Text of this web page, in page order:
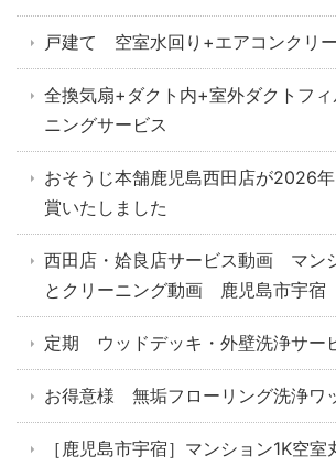
戸建て 空室水回り+エアコンクリ
全換気扇+ダクト内+室外ダクトフ
ニングサービス
おそうじ本舗鹿児島西田店が2026
賞いたしました
西田店・姶良店サービス動画 マン
とクリーニング動画 鹿児島市宇宿
定期 ウッドデッキ・外壁洗浄サー
お得意様 無垢フローリング洗浄ワ
［鹿児島市宇宿］マンション1K空